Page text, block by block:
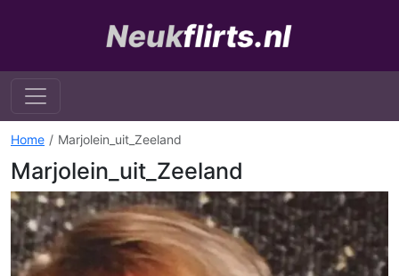
Home Marjolein_uit_Zeeland
Marjolein_uit_Zeeland